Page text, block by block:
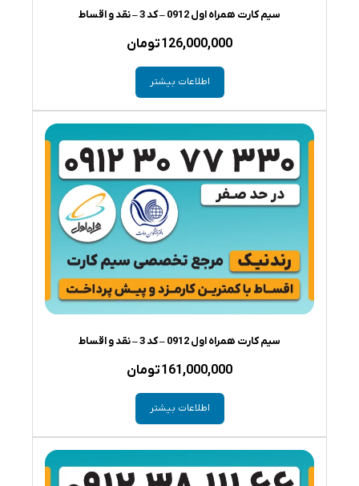
سیم کارت همراه اول 0912 – کد 3 – نقد و اقساط
126,000,000تومان
اطلاعات بیشتر
سیم کارت همراه اول 0912 – کد 3 – نقد و اقساط
161,000,000تومان
اطلاعات بیشتر